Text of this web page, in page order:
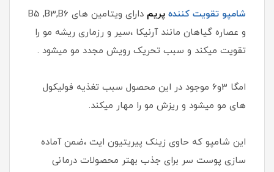
شامپو تقویت کننده پریم
دارای ویتامین های B5 ,B3,B6
و عصاره گیاهان مانند آرنیکا ،سیر و رزماری ریشه مو را
تقویت میکند و سبب تحریک رویش مجدد مو میشود .
امگا 3و6 موجود در این محصول سبب تغذیه فولیکول
های مو میشود و ریزش مو را مهار میکند.
این شامپو که حاوی زینک پیریتیون ایت ،ضمن آماده
سازی پوست سر برای جذب بهتر محصولات درمانی